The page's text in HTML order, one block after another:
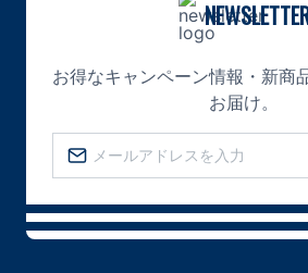
お得なキャンペーン情報・新商
お届け。